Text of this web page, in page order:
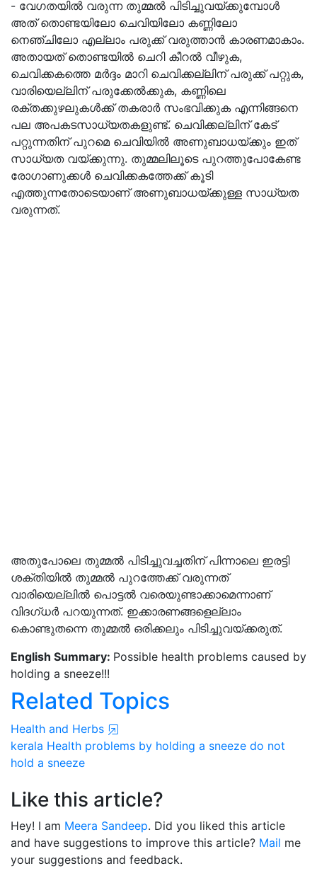
- വേഗതയില്‍ വരുന്ന തുമ്മല്‍ പിടിച്ചുവയ്ക്കുമ്പോള്‍
അത് തൊണ്ടയിലോ ചെവിയിലോ കണ്ണിലോ
നെഞ്ചിലോ എല്ലാം പരുക്ക് വരുത്താൻ കാരണമാകാം.
അതായത് തൊണ്ടയില്‍ ചെറി കീറല്‍ വീഴുക,
ചെവിക്കകത്തെ മര്‍ദ്ദം മാറി ചെവിക്കല്ലിന് പരുക്ക് പറ്റുക,
വാരിയെല്ലിന് പരുക്കേല്‍ക്കുക, കണ്ണിലെ
രക്തക്കുഴലുകള്‍ക്ക് തകരാര്‍ സംഭവിക്കുക എന്നിങ്ങനെ
പല അപകടസാധ്യതകളുണ്ട്. ചെവിക്കല്ലിന് കേട്
പറ്റുന്നതിന് പുറമെ ചെവിയില്‍ അണുബാധയ്ക്കും ഇത്
സാധ്യത വയ്ക്കുന്നു. തുമ്മലിലൂടെ പുറത്തുപോകേണ്ട
രോഗാണുക്കള്‍ ചെവിക്കകത്തേക്ക് കൂടി
എത്തുന്നതോടെയാണ് അണുബാധയ്ക്കുള്ള സാധ്യത
വരുന്നത്.
അതുപോലെ തുമ്മല്‍ പിടിച്ചുവച്ചതിന് പിന്നാലെ ഇരട്ടി
ശക്തിയില്‍ തുമ്മല്‍ പുറത്തേക്ക് വരുന്നത്
വാരിയെല്ലില്‍ പൊട്ടല്‍ വരെയുണ്ടാക്കാമെന്നാണ്
വിദഗ്ധര്‍ പറയുന്നത്. ഇക്കാരണങ്ങളെല്ലാം
കൊണ്ടുതന്നെ തുമ്മല്‍ ഒരിക്കലും പിടിച്ചുവയ്ക്കരുത്.
English Summary: Possible health problems caused by
holding a sneeze!!!
Related Topics
Health and Herbs
kerala Health problems by holding a sneeze do not
hold a sneeze
Like this article?
Hey! I am Meera Sandeep. Did you liked this article
and have suggestions to improve this article? Mail me
your suggestions and feedback.